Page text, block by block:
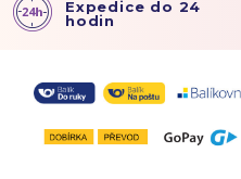
Expedice do 24
hodin